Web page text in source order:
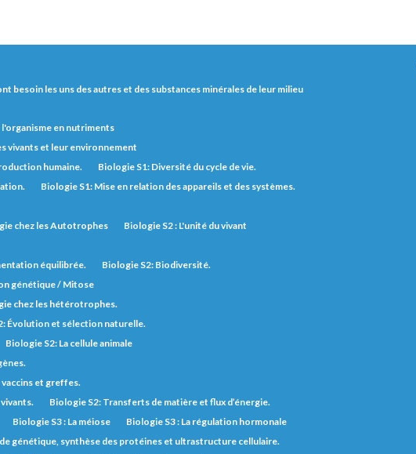
besoin les uns des autres et des substances minérales de leur milieu
en nutriments
vivants et leur environnement
humaine.
Biologie S1: Diversité du cycle de vie.
Biologie S1: Mise en relation des appareils et des systèmes.
chez les Autotrophes
Biologie S2 : L'unité du vivant
équilibrée.
Biologie S2: Biodiversité.
génétique / Mitose
chez les hétérotrophes.
Évolution et sélection naturelle.
Biologie S2: La cellule animale
et greffes.
Biologie S2: Transferts de matière et flux d’énergie.
Biologie S3 : La méiose
Biologie S3 : La régulation hormonale
génétique, synthèse des protéines et ultrastructure cellulaire.